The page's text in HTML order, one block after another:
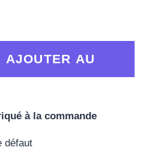
AJOUTER AU
à la commande
défaut